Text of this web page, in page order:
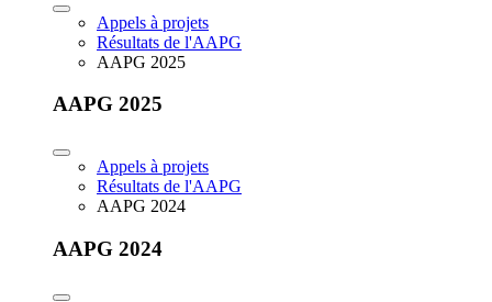
Appels à projets
Résultats de l'AAPG
AAPG 2025
AAPG 2025
Appels à projets
Résultats de l'AAPG
AAPG 2024
AAPG 2024